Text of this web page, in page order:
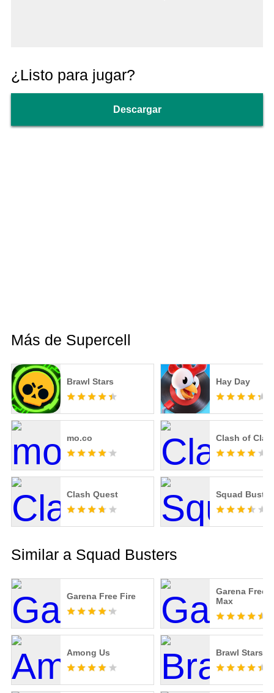
¿Listo para jugar?
Descargar
Más de Supercell
Brawl Stars Hay Day
mo.co Clash of
Clash Quest Squad
Similar a Squad Busters
Garena Free Fire
Garena Free
Max
Among Us Brawl Stars